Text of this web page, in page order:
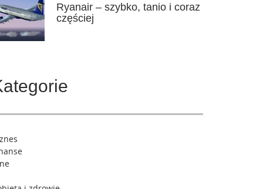
Ryanair – szybko, tanio i coraz
częściej